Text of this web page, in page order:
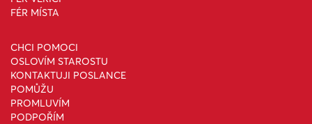
FÉR MÍSTA
CHCI POMOCI
OSLOVÍM STAROSTU
KONTAKTUJI POSLANCE
POMŮŽU
PROMLUVÍM
PODPOŘÍM